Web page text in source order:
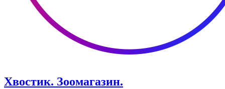
Хвостик. Зоомагазин.